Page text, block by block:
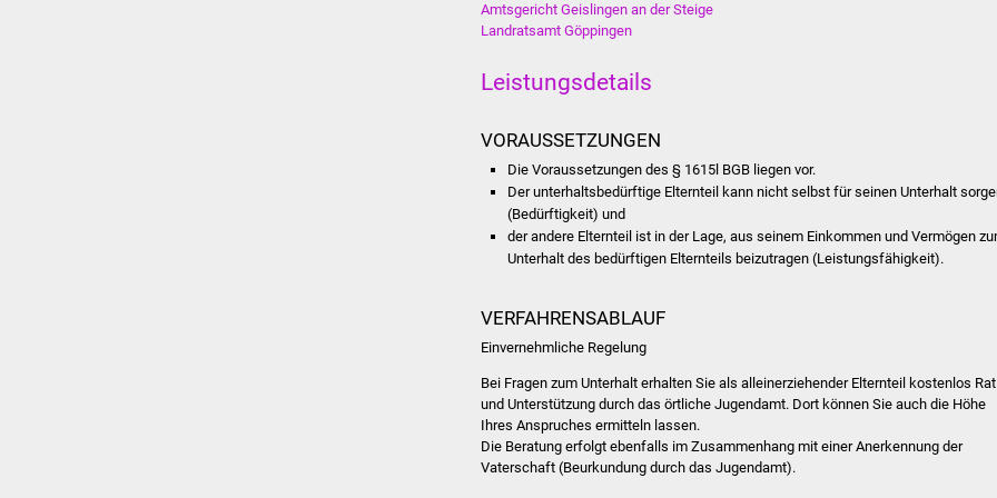
Amtsgericht Geislingen an der Steige
Landratsamt Göppingen
Leistungsdetails
VORAUSSETZUNGEN
Die Voraussetzungen des § 1615l BGB liegen vor.
Der unterhaltsbedürftige Elternteil kann nicht selbst für seinen Unterhalt
(Bedürftigkeit) und
der andere Elternteil ist in der Lage, aus seinem Einkommen und Vermögen
Unterhalt des bedürftigen Elternteils beizutragen (Leistungsfähigkeit).
VERFAHRENSABLAUF
Einvernehmliche Regelung
Bei Fragen zum Unterhalt erhalten Sie als alleinerziehender Elternteil kostenlos Rat
und Unterstützung durch das örtliche Jugendamt. Dort können Sie auch die Höhe
Ihres Anspruches ermitteln lassen.
Die Beratung erfolgt ebenfalls im Zusammenhang mit einer Anerkennung der
Vaterschaft (Beurkundung durch das Jugendamt).